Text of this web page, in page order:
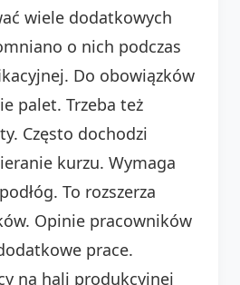
wiele dodatkowych
o nich podczas
Do obowiązków
palet. Trzeba też
Często dochodzi
kurzu. Wymaga
To rozszerza
Opinie pracowników
prace.
na hali produkcyjnej